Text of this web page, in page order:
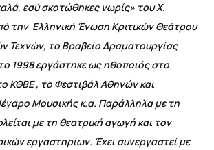
εσύ σκοτώθηκες νωρίς» του Χ.
την Ελληνική Ένωση Κριτικών Θεάτρου
Τεχνών, το Βραβείο Δραματουργίας
1998 εργάστηκε ως ηθοποιός στο
ΚΘΒΕ , το Φεστιβάλ Αθηνών και
Μουσικής κ.α. Παράλληλα με τη
με τη θεατρική αγωγή και τον
εργαστηρίων. Έχει συνεργαστεί με